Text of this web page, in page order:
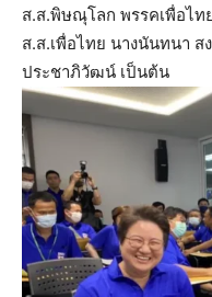
ส.ส.พิษณุโลก พรรคเพื่อไท
ส.ส.เพื่อไทย นางนันทนา
ประชาภิวัฒน์ เป็นต้น